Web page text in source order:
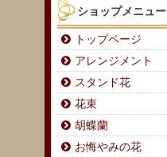
ショップメニュー
トップページ
アレンジメント
スタンド花
花束
胡蝶蘭
お悔やみの花